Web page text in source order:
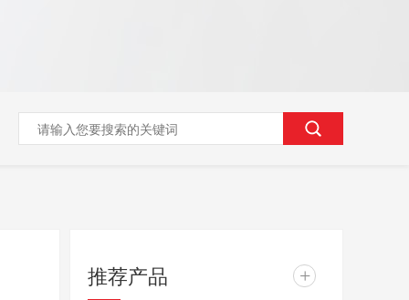
推荐产品 +